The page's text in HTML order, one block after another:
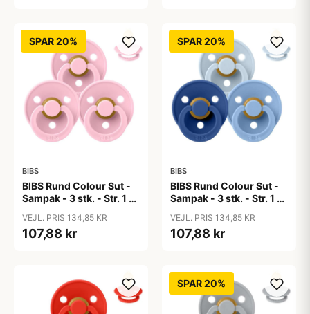
SPAR 20%
BIBS
BIBS Rund Colour Sut -
Sampak - 3 stk. - Str. 1 -
VEJL. PRIS 134,85 KR
107,88 kr
SPAR 20%
BIBS
BIBS Rund Colour Sut -
Sampak - 3 stk. - Str. 1 -
VEJL. PRIS 134,85 KR
107,88 kr
SPAR 20%